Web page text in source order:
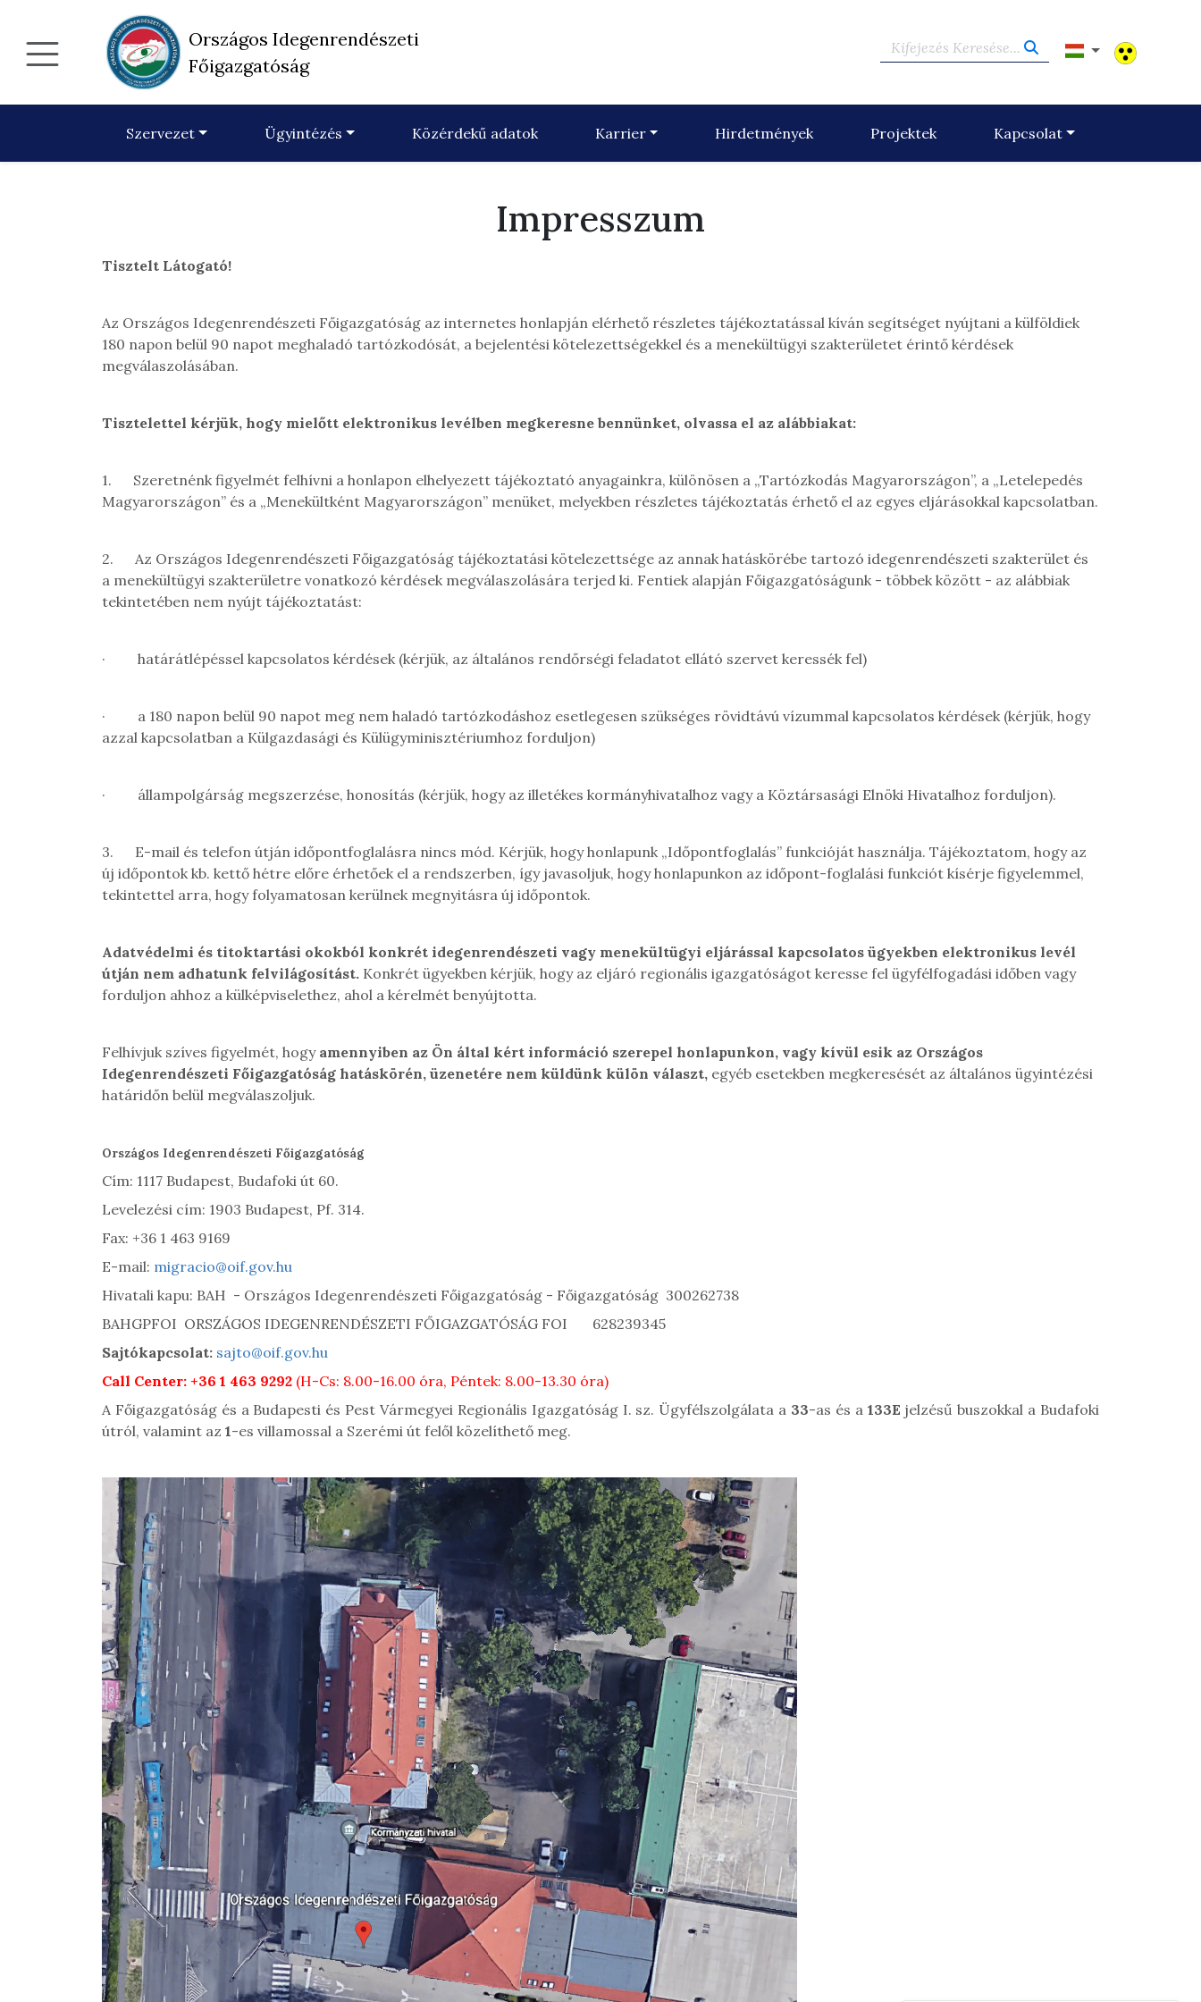
Országos Idegenrendészeti
Főigazgatóság
Kifejezés Keresése...
Szervezet Ügyintézés Közérdekű adatok Karrier Hirdetmények Projektek Kapcsolat
Impresszum
Tisztelt Látogató!
Az Országos Idegenrendészeti Főigazgatóság az internetes honlapján elérhető részletes tájékoztatással kíván segítséget nyújtani a külföldiek
180 napon belül 90 napot meghaladó tartózkodósát, a bejelentési kötelezettségekkel és a menekültügyi szakterületet érintő kérdések
megválaszolásában.
Tisztelettel kérjük, hogy mielőtt elektronikus levélben megkeresne bennünket, olvassa el az alábbiakat:
1.
Szeretnénk figyelmét felhívni a honlapon elhelyezett tájékoztató anyagainkra, különösen a „Tartózkodás Magyarországon”, a „Letelepedés
Magyarországon” és a „Menekültként Magyarországon” menüket, melyekben részletes tájékoztatás érhető el az egyes eljárásokkal kapcsolatban.
2.
Az Országos Idegenrendészeti Főigazgatóság tájékoztatási kötelezettsége az annak hatáskörébe tartozó idegenrendészeti szakterület és
a menekültügyi szakterületre vonatkozó kérdések megválaszolására terjed ki. Fentiek alapján Főigazgatóságunk - többek között - az alábbiak
tekintetében nem nyújt tájékoztatást:
· határátlépéssel kapcsolatos kérdések (kérjük, az általános rendőrségi feladatot ellátó szervet keressék fel)
·
a 180 napon belül 90 napot meg nem haladó tartózkodáshoz esetlegesen szükséges rövidtávú vízummal kapcsolatos kérdések (kérjük, hogy
azzal kapcsolatban a Külgazdasági és Külügyminisztériumhoz forduljon)
· állampolgárság megszerzése, honosítás (kérjük, hogy az illetékes kormányhivatalhoz vagy a Köztársasági Elnöki Hivatalhoz forduljon).
3. E-mail és telefon útján időpontfoglalásra nincs mód. Kérjük, hogy honlapunk „Időpontfoglalás” funkcióját használja. Tájékoztatom, hogy az
új időpontok kb. kettő hétre előre érhetőek el a rendszerben, így javasoljuk, hogy honlapunkon az időpont-foglalási funkciót kísérje figyelemmel,
tekintettel arra, hogy folyamatosan kerülnek megnyitásra új időpontok.
Adatvédelmi és titoktartási okokból konkrét idegenrendészeti vagy menekültügyi eljárással kapcsolatos ügyekben elektronikus levél
útján nem adhatunk felvilágosítást. Konkrét ügyekben kérjük, hogy az eljáró regionális igazgatóságot keresse fel ügyfélfogadási időben vagy
forduljon ahhoz a külképviselethez, ahol a kérelmét benyújtotta.
Felhívjuk szíves figyelmét, hogy amennyiben az Ön által kért információ szerepel honlapunkon, vagy kívül esik az Országos
Idegenrendészeti Főigazgatóság hatáskörén, üzenetére nem küldünk külön választ, egyéb esetekben megkeresését az általános ügyintézési
határidőn belül megválaszoljuk.
Országos Idegenrendészeti Főigazgatóság
Cím: 1117 Budapest, Budafoki út 60.
Levelezési cím: 1903 Budapest, Pf. 314.
Fax: +36 1 463 9169
E-mail: migracio@oif.gov.hu
Hivatali kapu: BAH - Országos Idegenrendészeti Főigazgatóság - Főigazgatóság 300262738
BAHGPFOI ORSZÁGOS IDEGENRENDÉSZETI FŐIGAZGATÓSÁG FOI 628239345
Sajtókapcsolat: sajto@oif.gov.hu
Call Center: +36 1 463 9292 (H-Cs: 8.00-16.00 óra, Péntek: 8.00-13.30 óra)
A Főigazgatóság és a Budapesti és Pest Vármegyei Regionális Igazgatóság I. sz. Ügyfélszolgálata a 33-as és a 133E jelzésű buszokkal a Budafoki
útról, valamint az 1-es villamossal a Szerémi út felől közelíthető meg.